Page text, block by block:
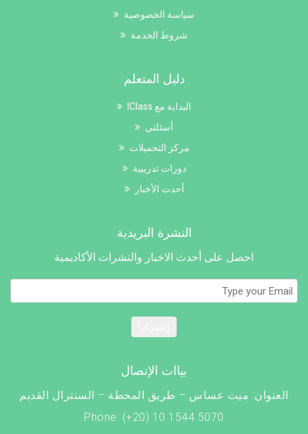
سياسة الخصوصية
شروط الخدمة
دليل المتعلم
البداية مع IClass
أسئلتي
مركز التحميلات
دورات تدريبية
أحدث الأخبار
النشرة البريدية
احصل على أحدث الاخبار والنشرات الأكاديمية
بياات الإتصال
العنوان: ميت عساس – طريق المحطة – السنترال القديم
Phone: (+20) 10 1544 5070